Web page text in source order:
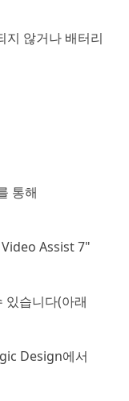
지 않거나 배터리
통해
Assist 7"
있습니다(아래
Design에서